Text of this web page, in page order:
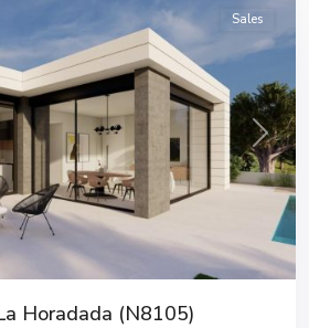
Next
Sales
Horadada (N8105)